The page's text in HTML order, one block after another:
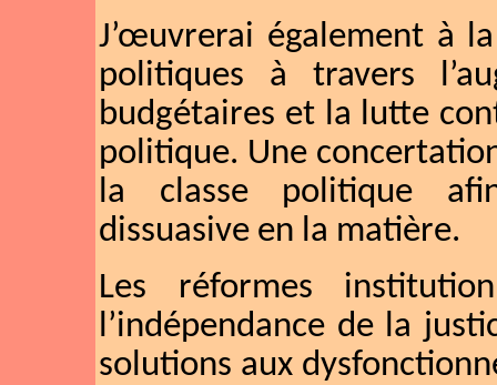
J’œuvrerai également à
politiques à travers
budgétaires et la lutte
politique. Une
la classe politique
dissuasive en la matière.
Les réformes
l’indépendance de la
solutions aux